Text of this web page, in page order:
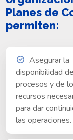
Planes de
permiten:
Asegurar la
disponibilidad
procesos y de
recursos
para dar
las operaciones.